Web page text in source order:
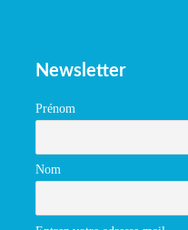
Newsletter
Prénom
Nom